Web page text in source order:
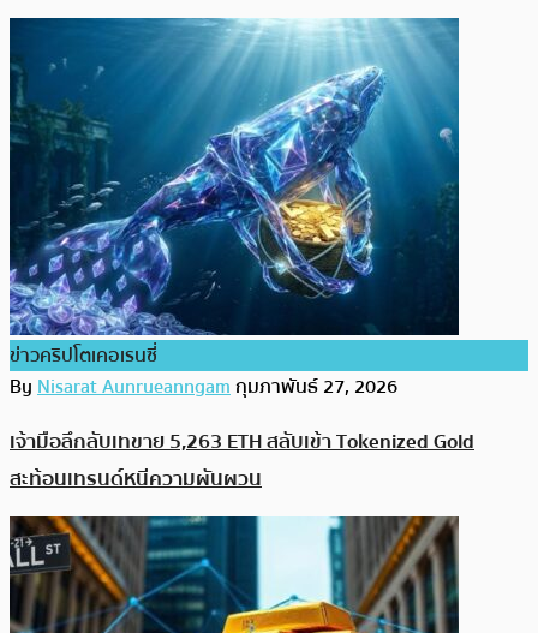
ข่าวคริปโตเคอเรนซี่
ByNisarat Aunrueanngamกุมภาพันธ์ 27, 2026
เจ้ามือลึกลับเทขาย 5,263 ETH สลับเข้า Tokenized Gold
สะท้อนเทรนด์หนีความผันผวน